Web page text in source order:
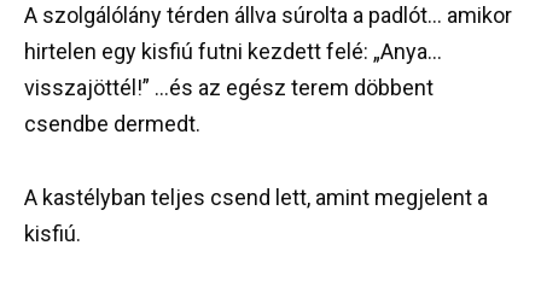
A szolgálólány térden állva súrolta a padlót… amikor
hirtelen egy kisfiú futni kezdett felé: „Anya…
visszajöttél!” …és az egész terem döbbent
csendbe dermedt.
A kastélyban teljes csend lett, amint megjelent a
kisfiú.